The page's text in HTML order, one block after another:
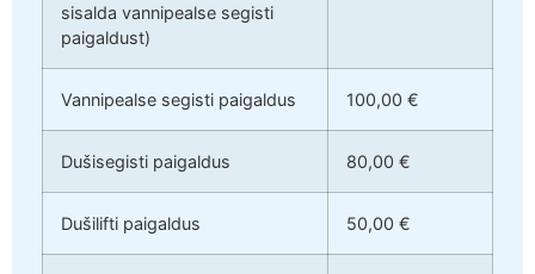
sisalda vannipealse segisti
paigaldust)
Vannipealse segisti paigaldus 100,00 €
Dušisegisti paigaldus 80,00 €
Dušilifti paigaldus 50,00 €